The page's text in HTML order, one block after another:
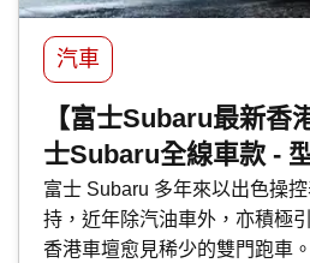
汽車
【富士Subaru最新香
士Subaru全線車款 -
港售價比較
富士 Subaru 多年來以出色操
持，近年除汽油車外，亦積極
香港車壇愈見稀少的雙門跑車